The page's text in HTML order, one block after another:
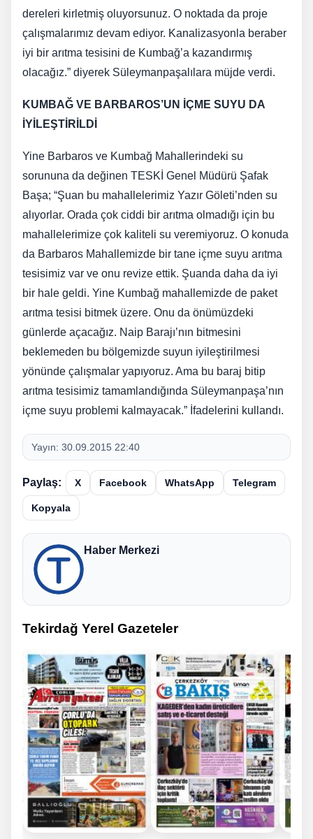
dereleri kirletmiş oluyorsunuz. O noktada da proje
çalışmalarımız devam ediyor. Kanalizasyonla beraber
iyi bir arıtma tesisini de Kumbağ’a kazandırmış
olacağız.” diyerek Süleymanpaşalılara müjde verdi.
KUMBAĞ VE BARBAROS’UN İÇME SUYU DA
İYİLEŞTİRİLDİ
Yine Barbaros ve Kumbağ Mahallerindeki su
sorununa da değinen TESKİ Genel Müdürü Şafak
Başa; “Şuan bu mahallelerimiz Yazır Göleti’nden su
alıyorlar. Orada çok ciddi bir arıtma olmadığı için bu
mahallelerimize çok kaliteli su veremiyoruz. O konuda
da Barbaros Mahallemizde bir tane içme suyu arıtma
tesisimiz var ve onu revize ettik. Şuanda daha da iyi
bir hale geldi. Yine Kumbağ mahallemizde de paket
arıtma tesisi bitmek üzere. Onu da önümüzdeki
günlerde açacağız. Naip Barajı’nın bitmesini
beklemeden bu bölgemizde suyun iyileştirilmesi
yönünde çalışmalar yapıyoruz. Ama bu baraj bitip
arıtma tesisimiz tamamlandığında Süleymanpaşa’nın
içme suyu problemi kalmayacak.” İfadelerini kullandı.
Yayın: 30.09.2015 22:40
Paylaş: X Facebook WhatsApp Telegram
Kopyala
Haber Merkezi
Tekirdağ Yerel Gazeteler